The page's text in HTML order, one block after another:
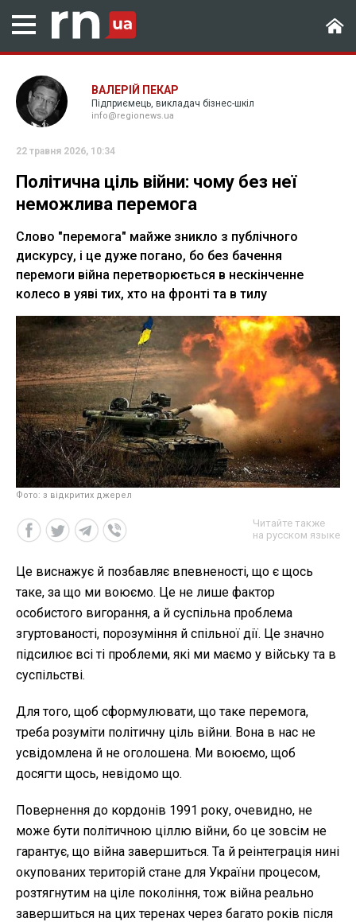
ВАЛЕРІЙ ПЕКАР
Підприємець, викладач бізнес-шкіл
info@regionews.ua
22 травня 2026, 10:34
Політична ціль війни: чому без неї
неможлива перемога
Слово "перемога" майже зникло з публічного
дискурсу, і це дуже погано, бо без бачення
перемоги війна перетворюється в нескінченне
колесо в уяві тих, хто на фронті та в тилу
Фото: з відкритих джерел
Читайте также
на русском языке
Це виснажує й позбавляє впевненості, що є щось
таке, за що ми воюємо. Це не лише фактор
особистого вигорання, а й суспільна проблема
згуртованості, порозуміння й спільної дії. Це значно
підсилює всі ті проблеми, які ми маємо у війську та в
суспільстві.
Для того, щоб сформулювати, що таке перемога,
треба розуміти політичну ціль війни. Вона в нас не
усвідомлена й не оголошена. Ми воюємо, щоб
досягти щось, невідомо що.
Повернення до кордонів 1991 року, очевидно, не
може бути політичною ціллю війни, бо це зовсім не
гарантує, що війна завершиться. Та й реінтеграція нині
окупованих територій стане для України процесом,
розтягнутим на ціле покоління, тож війна реально
завершиться на цих теренах через багато років після